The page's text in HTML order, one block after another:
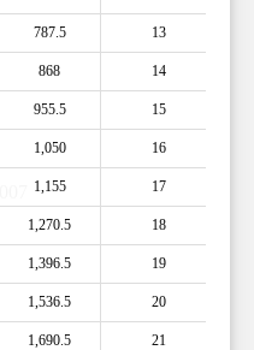
787.5 13
868 14
955.5 15
1,050 16
1,155 17
1,270.5 18
1,396.5 19
1,536.5 20
1,690.5 21